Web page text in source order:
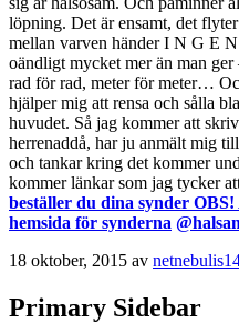
löpning. Det är ensamt, det
mellan varven händer I N G E
oändligt mycket mer än man
rad för rad, meter för meter…
hjälper mig att rensa och sålla
huvudet. Så jag kommer att
herrenaddå, har ju anmält mig
och tankar kring det kommer
kommer länkar som jag tycker
beställer du dina synder
hemsida för synderna
18 oktober, 2015 av
Primary Sidebar